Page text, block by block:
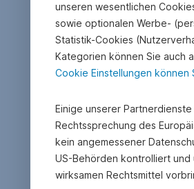
unseren wesentlichen
sowie optionalen Werbe-
Statistik-Cookies
Kategorien können Sie auch
Cookie Einstellungen können
Einige unserer
Rechtssprechung des
kein angemessener
US-Behörden kontrolliert
wirksamen Rechtsmittel